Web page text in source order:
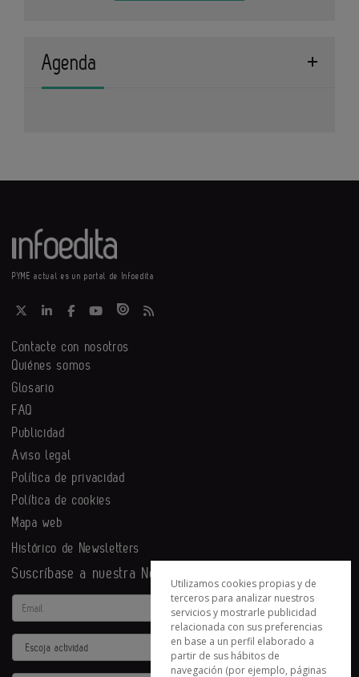
Agenda
PYME actual es un portal de Infoedita
Contacte con nosotros
Quiénes somos
Glosario
FAQ
Publicidad
Aviso legal
Política de privacidad
Política de cookies
Mapa web
Histórico de Newsletters
Suscríbase a nuestra Newsletter
Email
Actividad
Utilizamos cookies propias y de
terceros para analizar nuestros
servicios y mostrarle publicidad
relacionada con sus preferencias
en base a un perfil elaborado a
partir de sus hábitos de
navegación (por ejemplo, páginas